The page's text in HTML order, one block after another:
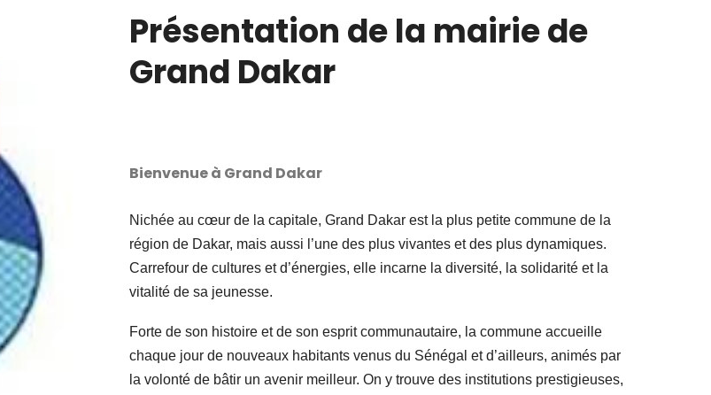
Présentation de la mairie de
Grand Dakar
Bienvenue à Grand Dakar
Nichée au cœur de la capitale, Grand Dakar est la plus petite commune de la
région de Dakar, mais aussi l’une des plus vivantes et des plus dynamiques.
Carrefour de cultures et d’énergies, elle incarne la diversité, la solidarité et la
vitalité de sa jeunesse.
Forte de son histoire et de son esprit communautaire, la commune accueille
chaque jour de nouveaux habitants venus du Sénégal et d’ailleurs, animés par
la volonté de bâtir un avenir meilleur. On y trouve des institutions prestigieuses,